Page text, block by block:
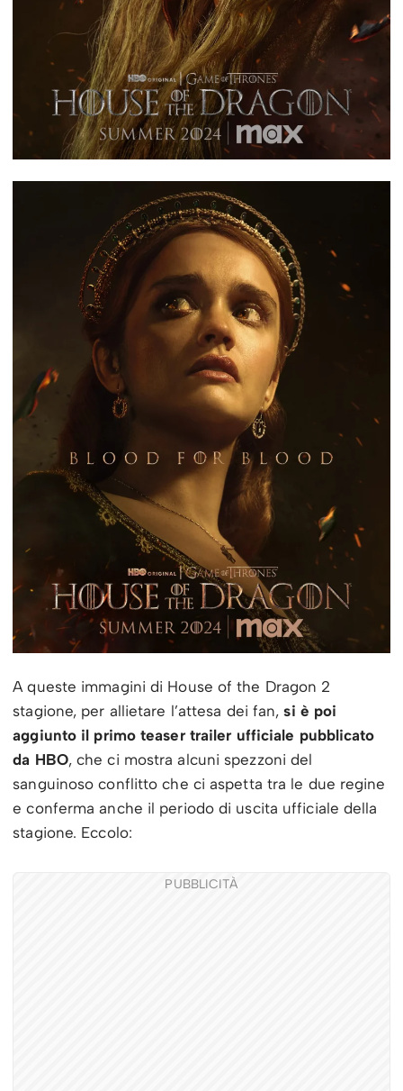
A queste immagini di House of the Dragon 2
stagione, per allietare l’attesa dei fan,si è poi
aggiunto il primo teaser trailer ufficiale pubblicato
da HBO, che ci mostra alcuni spezzoni del
sanguinoso conflitto che ci aspetta tra le due regine
e conferma anche il periodo di uscita ufficiale della
stagione. Eccolo:
PUBBLICITÀ